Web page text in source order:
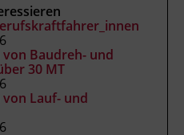
und
Unterrichtet nach
13/2007 in der
§ 63
Baudreh- und
30 MT
Lauf- und